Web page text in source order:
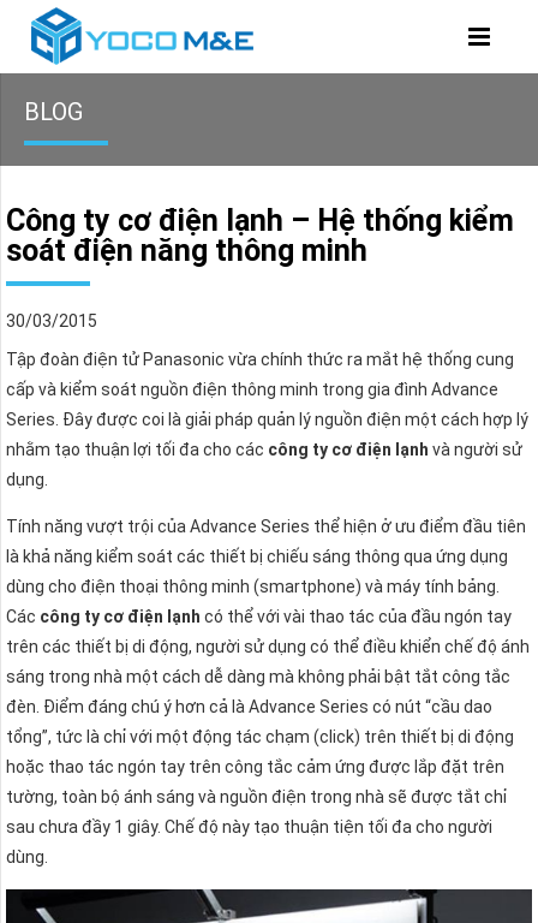
BLOG
Công ty cơ điện lạnh – Hệ thống kiểm
soát điện năng thông minh
30/03/2015
Tập đoàn điện tử Panasonic vừa chính thức ra mắt hệ thống cung
cấp và kiểm soát nguồn điện thông minh trong gia đình Advance
Series. Đây được coi là giải pháp quản lý nguồn điện một cách hợp lý
nhằm tạo thuận lợi tối đa cho các công ty cơ điện lạnh và người sử
dụng.
Tính năng vượt trội của Advance Series thể hiện ở ưu điểm đầu tiên
là khả năng kiểm soát các thiết bị chiếu sáng thông qua ứng dụng
dùng cho điện thoại thông minh (smartphone) và máy tính bảng.
Các công ty cơ điện lạnh có thể với vài thao tác của đầu ngón tay
trên các thiết bị di động, người sử dụng có thể điều khiển chế độ ánh
sáng trong nhà một cách dễ dàng mà không phải bật tắt công tắc
đèn. Điểm đáng chú ý hơn cả là Advance Series có nút “cầu dao
tổng”, tức là chỉ với một động tác chạm (click) trên thiết bị di động
hoặc thao tác ngón tay trên công tắc cảm ứng được lắp đặt trên
tường, toàn bộ ánh sáng và nguồn điện trong nhà sẽ được tắt chỉ
sau chưa đầy 1 giây. Chế độ này tạo thuận tiện tối đa cho người
dùng.